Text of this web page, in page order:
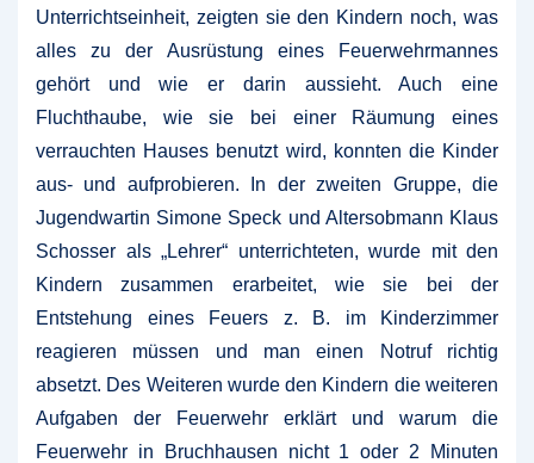
Unterrichtseinheit, zeigten sie den Kindern noch, was
alles zu der Ausrüstung eines Feuerwehrmannes
gehört und wie er darin aussieht. Auch eine
Fluchthaube, wie sie bei einer Räumung eines
verrauchten Hauses benutzt wird, konnten die Kinder
aus- und aufprobieren. In der zweiten Gruppe, die
Jugendwartin Simone Speck und Altersobmann Klaus
Schosser als „Lehrer“ unterrichteten, wurde mit den
Kindern zusammen erarbeitet, wie sie bei der
Entstehung eines Feuers z. B. im Kinderzimmer
reagieren müssen und man einen Notruf richtig
absetzt. Des Weiteren wurde den Kindern die weiteren
Aufgaben der Feuerwehr erklärt und warum die
Feuerwehr in Bruchhausen nicht 1 oder 2 Minuten